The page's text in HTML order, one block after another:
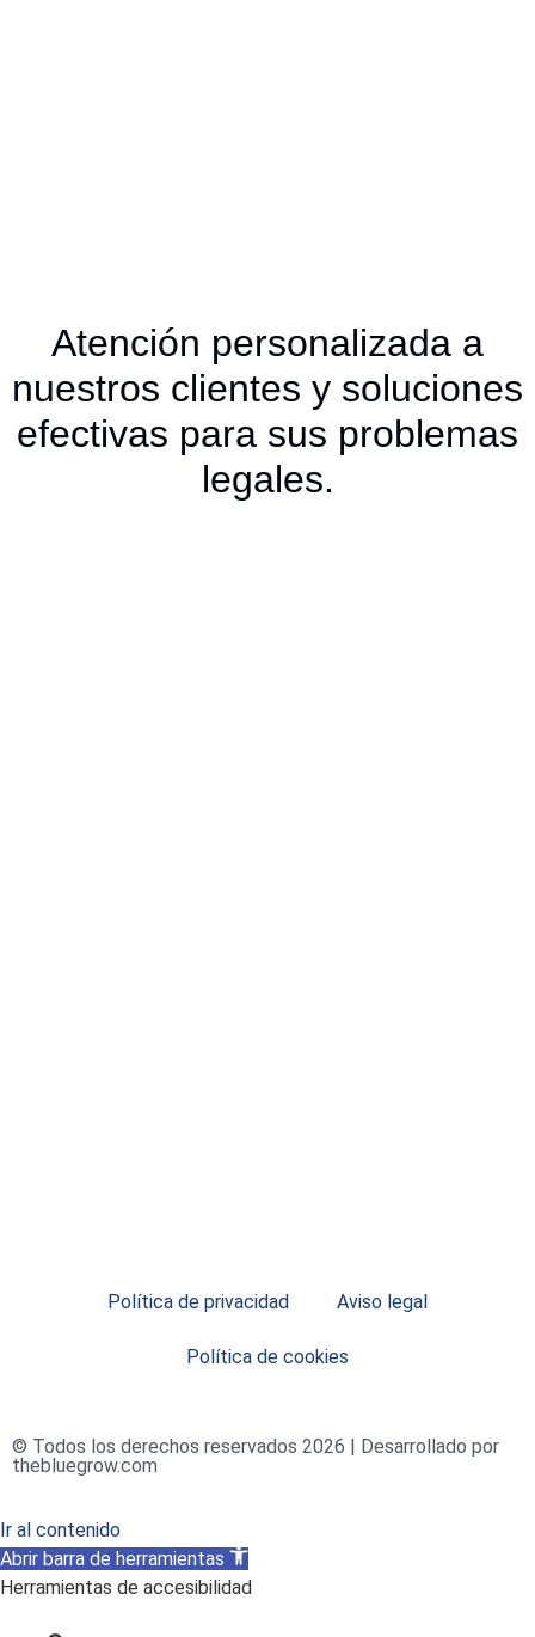
Atención personalizada a
nuestros clientes y soluciones
efectivas para sus problemas
legales.
Política de privacidad Aviso legal
Política de cookies
© Todos los derechos reservados 2026 | Desarrollado por
thebluegrow.com
Ir al contenido
Abrir barra de herramientas
Herramientas de accesibilidad